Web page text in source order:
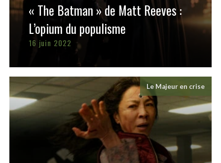
« The Batman » de Matt Reeves :
L’opium du populisme
16 juin 2022
Le Majeur en crise